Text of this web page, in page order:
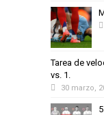
Tarea de
vs. 1.
30 marzo,